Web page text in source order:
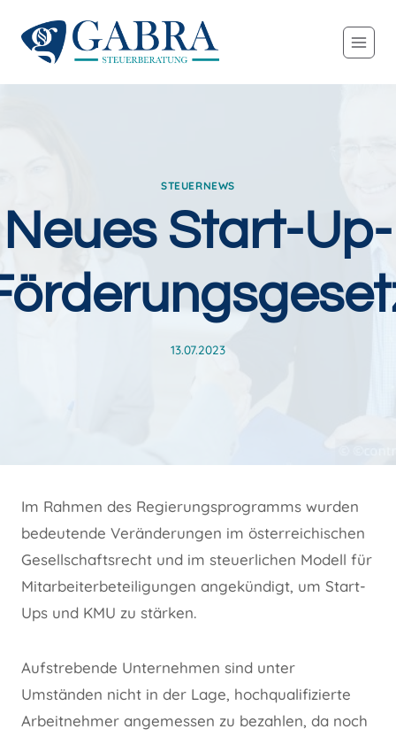
Inhalt
springen
STEUERNEWS
Neues Start-Up-
13.07.2023
Im Rahmen des Regierungsprogramms wurden
bedeutende Veränderungen im österreichischen
Gesellschaftsrecht und im steuerlichen Modell für
Mitarbeiterbeteiligungen angekündigt, um Start-
Ups und KMU zu stärken.
Aufstrebende Unternehmen sind unter
Umständen nicht in der Lage, hochqualifizierte
Arbeitnehmer angemessen zu bezahlen, da noch